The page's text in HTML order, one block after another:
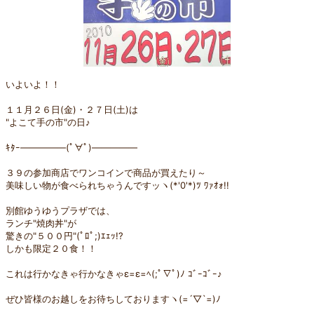
いよいよ！！
１１月２６日(金)・２７日(土)は
"よこて手の市"の日♪
ｷﾀｰ―――――(ﾟ∀ﾟ)―――――
３９の参加商店でワンコインで商品が買えたり～
美味しい物が食べられちゃうんですッヽ(*'0'*)ﾂ ﾜｧｵｫ!!
別館ゆうゆうプラザでは、
ランチ"焼肉丼"が
驚きの"５００円"(ﾟﾛﾟ;)ｴｪｯ!?
しかも限定２０食！！
これは行かなきゃ行かなきゃε=ε=ﾍ(;ﾟ∇ﾟ)ﾉ ｺﾞｰｺﾞｰ♪
ぜひ皆様のお越しをお待ちしておりますヽ(=´▽`=)ﾉ